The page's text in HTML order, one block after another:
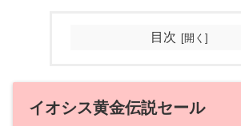
目次
イオシス黄金伝説セール